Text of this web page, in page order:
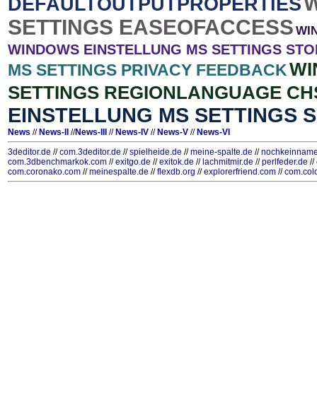
DEFAULTOUTPUTPROPERTIES
SETTINGS EASEOFACCESS
WINDOWS EINSTELLUNG MS SETTINGS
MS SETTINGS PRIVACY FEEDBACK
SETTINGS REGIONLANGUAGE
EINSTELLUNG MS SETTINGS
News // News-II //News-III // News-IV // News-V // News-VI
3deditor.de //com.3deditor.de //spielheide.de //meine-spalte.de //
com.3dbenchmarkok.com //exitgo.de //exitok.de // lachmitmir.de //perlfeder.de //
com.coronako.com //meinespalte.de //flexdb.org //explorerfriend.com //